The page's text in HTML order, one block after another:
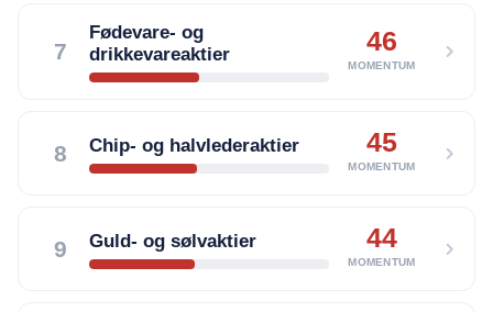
7
Fødevare- og
drikkevareaktier
46
MOMENTUM
8 Chip- og halvlederaktier 45
MOMENTUM
9 Guld- og sølvaktier 44
MOMENTUM